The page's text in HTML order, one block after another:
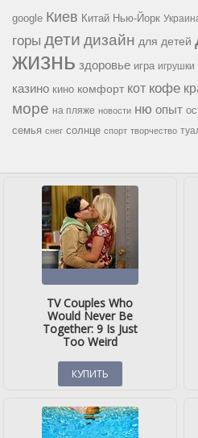
google Киев Китай Нью-Йорк
горы дети дизайн для детей
жизнь здоровье игра игрушки
казино кино комфорт кот кофе
море на пляже новости ню опыт
семья снег солнце спорт творчество